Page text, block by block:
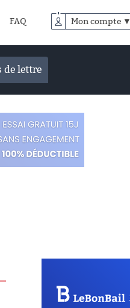
FAQ Mon compte ▼
de lettre